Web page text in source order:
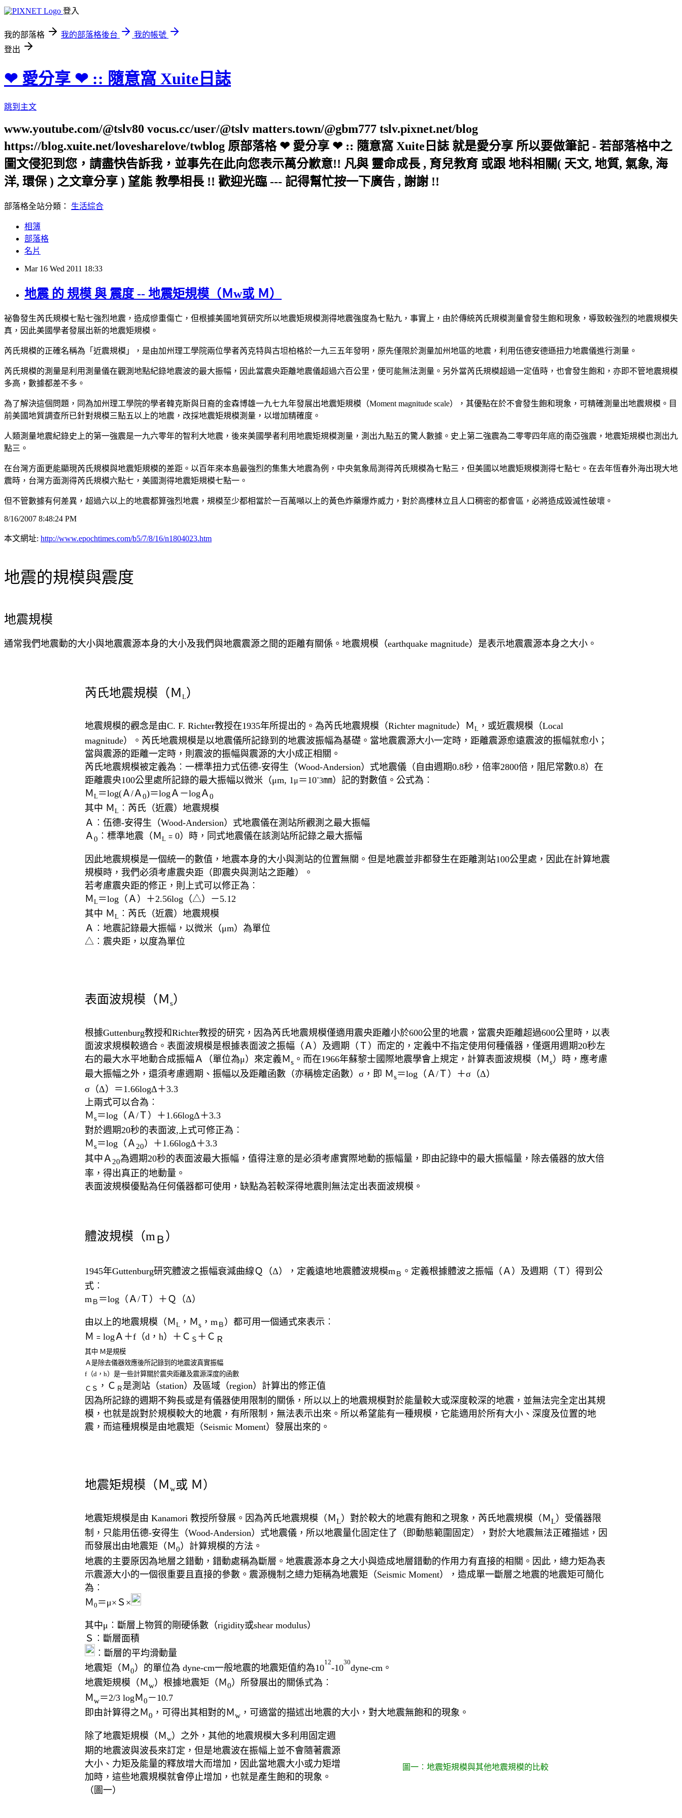
登入
我的部落格 我的部落格後台
我的帳號
登出
❤ 愛分享 ❤ :: 隨意窩 Xuite日誌
跳到主文
www.youtube.com/@tslv80 vocus.cc/user/@tslv matters.town/@gbm777 tslv.pixnet.net/blog
https://blog.xuite.net/lovesharelove/twblog 原部落格 ❤ 愛分享 ❤ :: 隨意窩 Xuite日誌 就是愛分享 所以要做筆記 - 若部落格中之
圖文侵犯到您，請盡快告訴我，並事先在此向您表示萬分歉意!! 凡與 靈命成長 , 育兒教育 或跟 地科相關( 天文, 地質, 氣象, 海
洋, 環保 ) 之文章分享 ) 望能 教學相長 !! 歡迎光臨 --- 記得幫忙按一下廣告 , 謝謝 !!
部落格全站分類： 生活綜合
相簿
部落格
名片
Mar 16 Wed 2011 18:33
地震 的 規模 與 震度 -- 地震矩規模（Ｍw或 Ｍ）
祕魯發生芮氏規模七點七強烈地震，造成慘重傷亡，但根據美國地質研究所以地震矩規模測得地震強度為七點九，事實上，由於傳統芮氏規模測量會發生飽和現象，導致較強烈的地震規模失
真，因此美國學者發展出新的地震矩規模。
芮氏規模的正確名稱為「近震規模」，是由加州理工學院兩位學者芮克特與古坦柏格於一九三五年發明，原先僅限於測量加州地區的地震，利用伍德安德遜扭力地震儀進行測量。
芮氏規模的測量是利用測量儀在觀測地點紀錄地震波的最大振幅，因此當震央距離地震儀超過六百公里，便可能無法測量。另外當芮氏規模超過一定值時，也會發生飽和，亦即不管地震規模
多高，數據都差不多。
為了解決這個問題，同為加州理工學院的學者韓克斯與日裔的金森博雄一九七九年發展出地震矩規模（Moment magnitude scale），其優點在於不會發生飽和現象，可精確測量出地震規模。目
前美國地質調查所已針對規模三點五以上的地震，改採地震矩規模測量，以增加精確度。
人類測量地震紀錄史上的第一強震是一九六零年的智利大地震，後來美國學者利用地震矩規模測量，測出九點五的驚人數據。史上第二強震為二零零四年底的南亞強震，地震矩規模也測出九
點三。
在台灣方面更能顯現芮氏規模與地震矩規模的差距。以百年來本島最強烈的集集大地震為例，中央氣象局測得芮氏規模為七點三，但美國以地震矩規模測得七點七。在去年恆春外海出現大地
震時，台灣方面測得芮氏規模六點七，美國測得地震矩規模七點一。
但不管數據有何差異，超過六以上的地震都算強烈地震，規模至少都相當於一百萬噸以上的黃色炸藥爆炸威力，對於高樓林立且人口稠密的都會區，必將造成毀滅性破壞。
8/16/2007 8:48:24 PM
本文網址: http://www.epochtimes.com/b5/7/8/16/n1804023.htm
地震的規模與震度
地震規模
通常我們地震動的大小與地震震源本身的大小及我們與地震震源之間的距離有關係。地震規模（earthquake magnitude）是表示地震震源本身之大小。
芮氏地震規模（Ｍ L）
地震規模的觀念是由C. F. Richter教授在1935年所提出的。為芮氏地震規模（Richter magnitude）Ｍ L ，或近震規模（Local
magnitude）。芮氏地震規模是以地震儀所記錄到的地震波振幅為基礎。當地震震源大小一定時，距離震源愈遠震波的振幅就愈小；
當與震源的距離一定時，則震波的振幅與震源的大小成正相關。
芮氏地震規模被定義為︰一標準扭力式伍德-安得生（Wood-Andersion）式地震儀（自由週期0.8秒，倍率2800倍，阻尼常數0.8）在
距離震央100公里處所記錄的最大振幅以微米（μm, 1 μ ＝10-3㎜）記的對數值。公式為︰
Ｍ L＝log(Ａ/Ａ0)＝logＡ－logＡ0
其中 Ｍ L ︰芮氏（近震）地震規模
Ａ︰伍德-安得生（Wood-Andersion）式地震儀在測站所觀測之最大振幅
Ａ0 ︰標準地震（Ｍ L ﹦0）時，同式地震儀在該測站所記錄之最大振幅
因此地震規模是一個統一的數值，地震本身的大小與測站的位置無關。但是地震並非都發生在距離測站100公里處，因此在計算地震
規模時，我們必須考慮震央距（即震央與測站之距離）。
若考慮震央距的修正，則上式可以修正為︰
Ｍ L＝log（Ａ）＋2.56log（△）－5.12
其中 Ｍ L ︰芮氏（近震）地震規模
Ａ︰地震記錄最大振幅，以微米（μm）為單位
△︰震央距，以度為單位
表面波規模（Ｍ s）
根據Guttenburg教授和Richter教授的研究，因為芮氏地震規模僅適用震央距離小於600公里的地震，當震央距離超過600公里時，以表
面波求規模較適合。表面波規模是根據表面波之振幅（Ａ）及週期（Ｔ）而定的，定義中不指定使用何種儀器，僅選用週期20秒左
右的最大水平地動合成振幅Ａ（單位為μ）來定義Ｍ s 。而在1966年蘇黎士國際地震學會上規定，計算表面波規模（Ｍ s）時，應考慮
最大振幅之外，還須考慮週期、振幅以及距離函數（亦稱檢定函數）σ，即 Ｍ s＝log（Ａ/Ｔ）＋σ（Δ）
σ（Δ）＝1.66logΔ＋3.3
上兩式可以合為︰
Ｍ s＝log（Ａ/Ｔ）＋1.66logΔ＋3.3
對於週期20秒的表面波,上式可修正為︰
Ｍ s＝log（Ａ 20）＋1.66logΔ＋3.3
其中Ａ 20為週期20秒的表面波最大振幅，值得注意的是必須考慮實際地動的振幅量，即由記錄中的最大振幅量，除去儀器的放大倍
率，得出真正的地動量。
表面波規模優點為任何儀器都可使用，缺點為若較深得地震則無法定出表面波規模。
體波規模（m Ｂ ）
1945年Guttenburg研究體波之振幅衰減曲線Ｑ（Δ），定義遠地地震體波規模m Ｂ 。定義根據體波之振幅（Ａ）及週期（Ｔ）得到公
式︰
m Ｂ ＝log（Ａ/Ｔ）＋Ｑ（Δ）
由以上的地震規模（Ｍ L ，Ｍ s ，m Ｂ ）都可用一個通式來表示︰
Ｍ﹦logＡ＋f（d，h）＋Ｃ Ｓ ＋Ｃ Ｒ
其中 Ｍ是規模
Ａ是除去儀器效應後所記錄到的地震波真實振幅
f（d，h）是一些計算關於震央距離及震源深度的函數
Ｃ Ｓ ，Ｃ Ｒ 是測站（station）及區域（region）計算出的修正值
因為所記錄的週期不夠長或是有儀器使用限制的關係，所以以上的地震規模對於能量較大或深度較深的地震，並無法完全定出其規
模，也就是說對於規模較大的地震，有所限制，無法表示出來。所以希望能有一種規模，它能適用於所有大小、深度及位置的地
震，而這種規模是由地震矩（Seismic Moment）發展出來的。
地震矩規模（Ｍ w或 Ｍ）
地震矩規模是由 Kanamori 教授所發展。因為芮氏地震規模（Ｍ L）對於較大的地震有飽和之現象，芮氏地震規模（Ｍ L）受儀器限
制，只能用伍德-安得生（Wood-Andersion）式地震儀，所以地震量化固定住了（即動態範圍固定），對於大地震無法正確描述，因
而發展出由地震矩（Ｍ 0）計算規模的方法。
地震的主要原因為地層之錯動，錯動處稱為斷層。地震震源本身之大小與造成地層錯動的作用力有直接的相關。因此，總力矩為表
示震源大小的一個很重要且直接的參數。震源機制之總力矩稱為地震矩（Seismic Moment），造成單一斷層之地震的地震矩可簡化
為︰
Ｍ 0 ＝μ×Ｓ×
其中μ︰斷層上物質的剛硬係數（rigidity或shear modulus）
Ｓ︰斷層面積
︰斷層的平均滑動量
地震矩（Ｍ 0）的單位為 dyne-cm一般地震的地震矩值約為10
12
-10
30
dyne-cm。
地震矩規模（Ｍ w）根據地震矩（Ｍ 0）所發展出的關係式為︰
Ｍ w＝2/3 logＭ 0－10.7
即由計算得之Ｍ 0 ，可得出其相對的Ｍ w ，可適當的描述出地震的大小，對大地震無飽和的現象。
除了地震矩規模（Ｍ w）之外，其他的地震規模大多利用固定週
期的地震波與波長來訂定，但是地震波在振幅上並不會隨著震源
大小、力矩及能量的釋放增大而增加，因此當地震大小或力矩增
加時，這些地震規模就會停止增加，也就是產生飽和的現象。
（圖一）
圖一︰地震矩規模與其他地震規模的比較